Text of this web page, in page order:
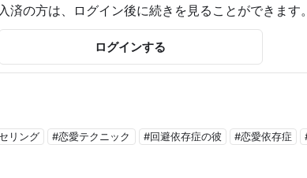
済の方は、ログイン後に続きを見ることができます
ログインする
リング #恋愛テクニック #回避依存症の彼 #恋愛依存症